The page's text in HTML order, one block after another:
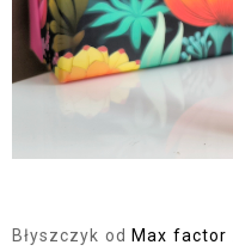
Błyszczyk od Max factor